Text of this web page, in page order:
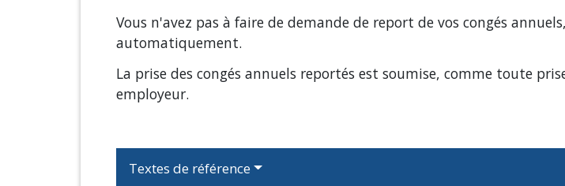
Vous n'avez pas à faire de demande de report de vos congés
automatiquement.
La prise des congés annuels reportés est soumise, comme toute
employeur.
Textes de référence